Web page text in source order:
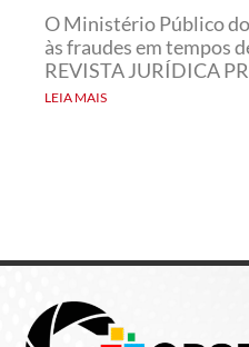
O Ministério Público
às fraudes em tempos
REVISTA JURÍDICA
LEIA MAIS